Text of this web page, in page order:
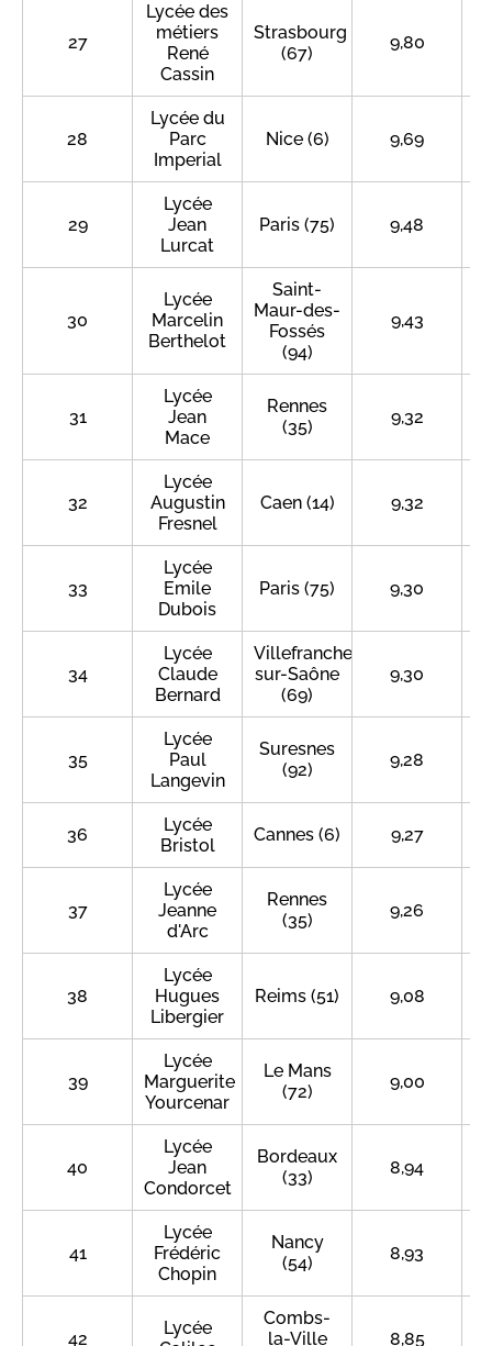
27
Lycée des
métiers
René
Cassin
Strasbourg
(67)
9,80
28
Lycée du
Parc
Imperial
Nice (6) 9,69
29
Lycée
Jean
Lurcat
Paris (75) 9,48
30
Lycée
Marcelin
Berthelot
Saint-
Maur-des-
Fossés
(94)
9,43
31
Lycée
Jean
Mace
Rennes
(35)
9,32
32
Lycée
Augustin
Fresnel
Caen (14) 9,32
33
Lycée
Emile
Dubois
Paris (75) 9,30
34
Lycée
Claude
Bernard
Villefranche-
sur-Saône
(69)
9,30
35
Lycée
Paul
Langevin
Suresnes
(92)
9,28
36
Lycée
Bristol
Cannes (6) 9,27
37
Lycée
Jeanne
d'Arc
Rennes
(35)
9,26
38
Lycée
Hugues
Libergier
Reims (51) 9,08
39
Lycée
Marguerite
Yourcenar
Le Mans
(72)
9,00
40
Lycée
Jean
Condorcet
Bordeaux
(33)
8,94
41
Lycée
Frédéric
Chopin
Nancy
(54)
8,93
42
Lycée
Combs-
la-Ville
8,85